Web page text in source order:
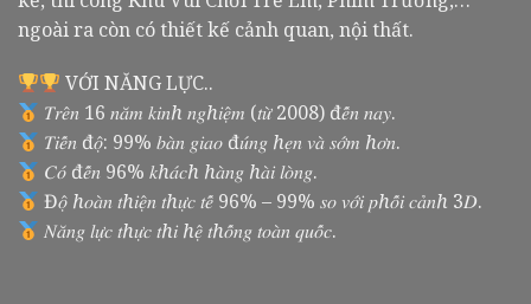
ngoài ra còn có thiết kế cảnh quan, nội thất.
VỚI NĂNG LỰC..
𝑇𝑟𝑒̂𝑛 16 𝑛𝑎̆𝑚 𝑘𝑖𝑛ℎ 𝑛𝑔ℎ𝑖𝑒̣̂𝑚 (𝑡𝑢̛̀ 2008) đ𝑒̂́𝑛 𝑛𝑎𝑦.
𝑇𝑖𝑒̂́𝑛 đ𝑜̣̂: 99% 𝑏𝑎̀𝑛 𝑔𝑖𝑎𝑜 đ𝑢́𝑛𝑔 ℎ𝑒̣𝑛 𝑣𝑎̀ 𝑠𝑜̛́𝑚 ℎ𝑜̛𝑛.
𝐶𝑜́ đ𝑒̂́𝑛 96% 𝑘ℎ𝑎́𝑐ℎ ℎ𝑎̀𝑛𝑔 ℎ𝑎̀𝑖 𝑙𝑜̀𝑛𝑔.
Đ𝑜̣̂ ℎ𝑜𝑎̀𝑛 𝑡ℎ𝑖𝑒̣̂𝑛 𝑡ℎ𝑢̛̣𝑐 𝑡𝑒̂́ 96% – 99% 𝑠𝑜 𝑣𝑜̛́𝑖 𝑝ℎ𝑜̂́𝑖 𝑐𝑎̉𝑛ℎ 3𝐷.
𝑁𝑎̆𝑛𝑔 𝑙𝑢̛̣𝑐 𝑡ℎ𝑢̛̣𝑐 𝑡ℎ𝑖 ℎ𝑒̣̂ 𝑡ℎ𝑜̂́𝑛𝑔 𝑡𝑜𝑎̀𝑛 𝑞𝑢𝑜̂́𝑐.